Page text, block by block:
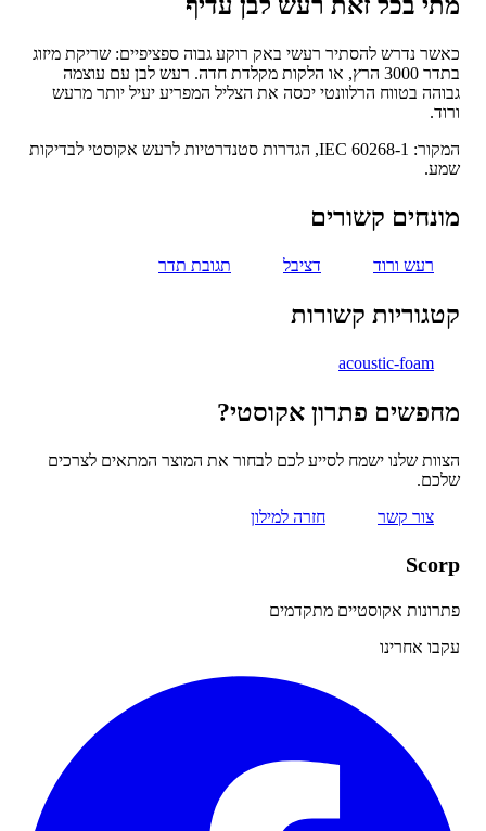
נדרש להסתיר רעשי באק רוקע גבוה ספציפיים: שריקת מיזוג
בתדר 3000 הרץ, או הלקות מקלדת חדה. רעש לבן עם עוצמה
בטווח הרלוונטי יכסה את הצליל המפריע יעיל יותר מרעש
המקור: IEC 60268-1, הגדרות סטנדרטיות לרעש אקוסטי לבדיקות
קשורים
רעש ורוד תגובת תדר
קשורות
acoustic-foam
פתרון אקוסטי?
שלנו ישמח לסייע לכם לבחור את המוצר המתאים לצרכים
צור קשר
חזרה למילון
אקוסטיים מתקדמים
אחרינו